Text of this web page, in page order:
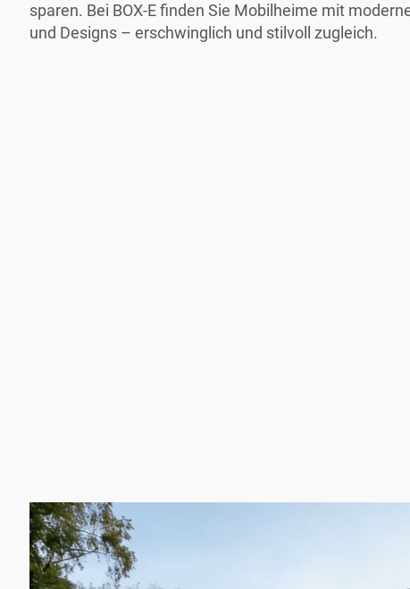
sparen. Bei BOX-E finden Sie Mobilheime mit
und Designs – erschwinglich und stilvoll zugleich.